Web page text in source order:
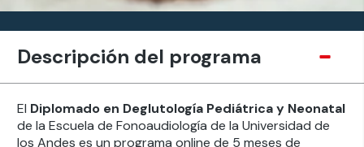
Descripción del programa
El Diplomado en Deglutología Pediátrica y Neonatal
de la Escuela de Fonoaudiología de la Universidad de
los Andes es un programa online de 5 meses de